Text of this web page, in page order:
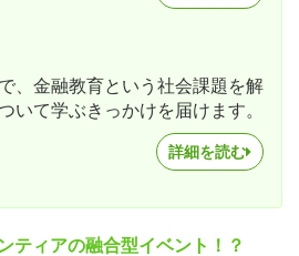
、金融教育という社会課題を解
いて学ぶきっかけを届けます。
詳細を読む
ティアの融合型イベント！？